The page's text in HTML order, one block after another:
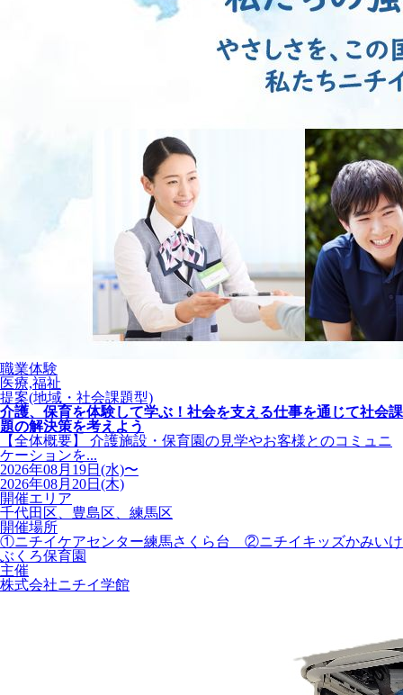
職業体験
医療,福祉
提案(地域・社会課題型)
介護、保育を体験して学ぶ！社会を支える仕事を通じて社会課
題の解決策を考えよう
【全体概要】 介護施設・保育園の見学やお客様とのコミュニ
ケーションを...
2026年08月19日(水)〜
2026年08月20日(木)
開催エリア
千代田区、豊島区、練馬区
開催場所
①ニチイケアセンター練馬さくら台 ②ニチイキッズかみいけ
ぶくろ保育園
主催
株式会社ニチイ学館